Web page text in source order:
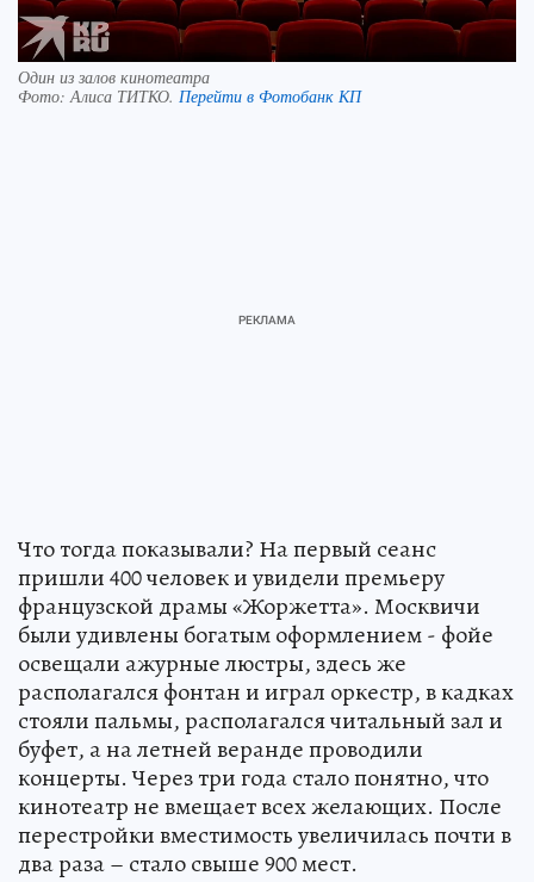
Один из залов кинотеатра
Фото:Алиса ТИТКО. Перейти в Фотобанк КП
Что тогда показывали? На первый сеанс
пришли 400 человек и увидели премьеру
французской драмы «Жоржетта». Москвичи
были удивлены богатым оформлением - фойе
освещали ажурные люстры, здесь же
располагался фонтан и играл оркестр, в кадках
стояли пальмы, располагался читальный зал и
буфет, а на летней веранде проводили
концерты. Через три года стало понятно, что
кинотеатр не вмещает всех желающих. После
перестройки вместимость увеличилась почти в
два раза – стало свыше 900 мест.